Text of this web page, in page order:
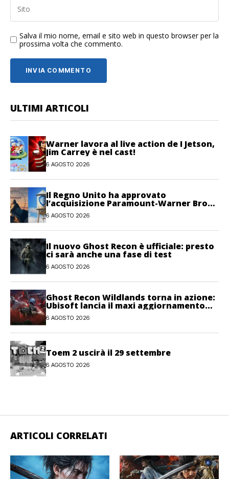
Salva il mio nome, email e sito web in questo browser per la
prossima volta che commento.
ULTIMI ARTICOLI
Warner lavora al live action de I Jetson,
Jim Carrey è nel cast!
6 AGOSTO 2026
Il Regno Unito ha approvato
l’acquisizione Paramount-Warner Bros
Discovery
6 AGOSTO 2026
Il nuovo Ghost Recon è ufficiale: presto
ci sarà anche una fase di test
6 AGOSTO 2026
Ghost Recon Wildlands torna in azione:
Ubisoft lancia il maxi aggiornamento
gratuito Last Rites
6 AGOSTO 2026
Toem 2 uscirà il 29 settembre
6 AGOSTO 2026
ARTICOLI CORRELATI